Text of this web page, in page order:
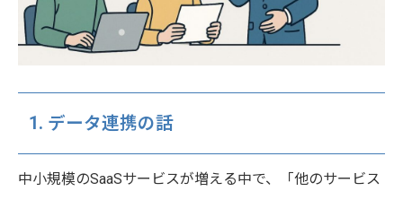
1. データ連携の話
中小規模のSaaSサービスが増える中で、「他のサービス